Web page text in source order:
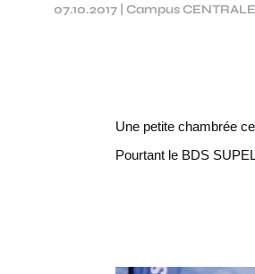
07.10.2017 Campus
Une petite chambrée
Pourtant le BDS